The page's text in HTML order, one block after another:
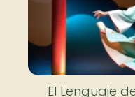
El Lenguaje